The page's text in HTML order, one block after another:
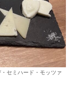
セミハード・モッツァ